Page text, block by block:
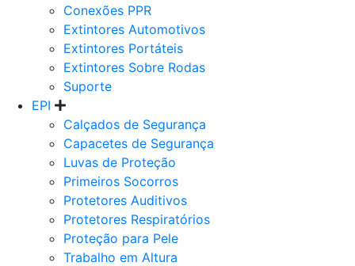
Conexões PPR
Extintores Automotivos
Extintores Portáteis
Extintores Sobre Rodas
Suporte
EPI
Calçados de Segurança
Capacetes de Segurança
Luvas de Proteção
Primeiros Socorros
Protetores Auditivos
Protetores Respiratórios
Proteção para Pele
Trabalho em Altura